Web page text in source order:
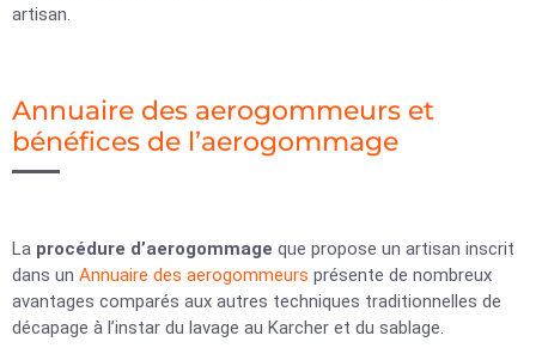
artisan.
Annuaire des aerogommeurs et
bénéfices de l’aerogommage
La procédure d’aerogommage que propose un artisan inscrit
dans un Annuaire des aerogommeurs présente de nombreux
avantages comparés aux autres techniques traditionnelles de
décapage à l’instar du lavage au Karcher et du sablage.